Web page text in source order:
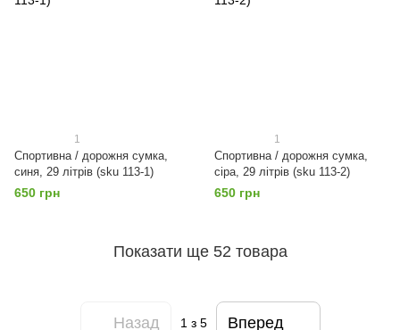
1
Спортивна / дорожня сумка,
синя, 29 літрів (sku 113-1)
650 грн
1
Спортивна / дорожня сумка,
сіра, 29 літрів (sku 113-2)
650 грн
Показати ще 52 товара
Назад 1 з 5 Вперед